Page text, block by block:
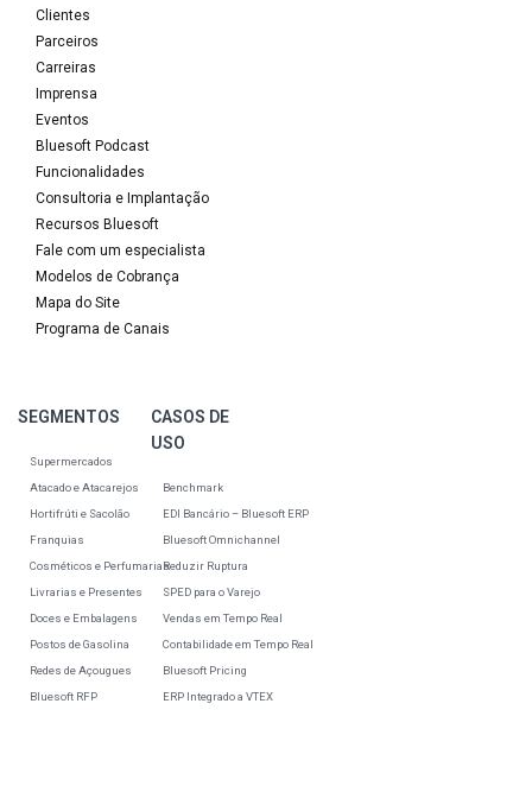
Clientes
Parceiros
Carreiras
Imprensa
Eventos
Bluesoft Podcast
Funcionalidades
Consultoria e Implantação
Recursos Bluesoft
Fale com um especialista
Modelos de Cobrança
Mapa do Site
Programa de Canais
SEGMENTOS
Supermercados
Atacado e Atacarejos
Hortifrúti e Sacolão
Franquias
Cosméticos e Perfumarias
Livrarias e Presentes
Doces e Embalagens
Postos de Gasolina
Redes de Açougues
Bluesoft RFP
CASOS DE
USO
Benchmark
EDI Bancário – Bluesoft ERP
Bluesoft Omnichannel
Reduzir Ruptura
SPED para o Varejo
Vendas em Tempo Real
Contabilidade em Tempo Real
Bluesoft Pricing
ERP Integrado a VTEX